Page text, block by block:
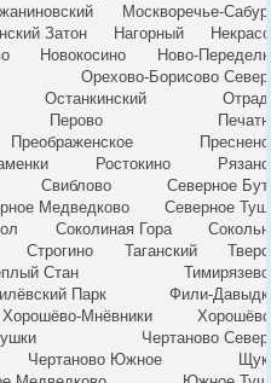
Москворечье-
Затон Нагорный
Новокосино
Ново-
Орехово-Борисово
Останкинский
Перово
Преображенское
Ростокино
Свиблово
Северное
Медведково
Северное
Соколиная Гора
Строгино Таганский
Стан
Парк
Фили-
Хорошёво-Мнёвники
Чертаново
Чертаново Южное